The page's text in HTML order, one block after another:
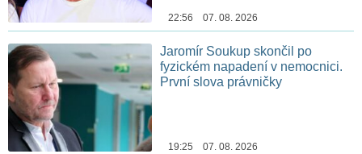
22:56 07. 08. 2026
Jaromír Soukup skončil po
fyzickém napadení v nemocnici.
První slova právničky
19:25 07. 08. 2026